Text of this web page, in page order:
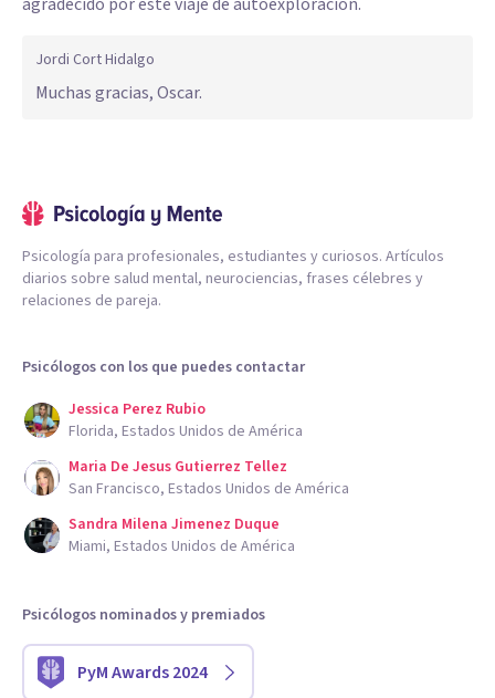
Jordi Cort Hidalgo
Muchas gracias, Oscar.
Psicología para profesionales, estudiantes y curiosos. Artículos
diarios sobre salud mental, neurociencias, frases célebres y
relaciones de pareja.
Psicólogos con los que puedes contactar
Jessica Perez Rubio
Florida, Estados Unidos de América
Maria De Jesus Gutierrez Tellez
San Francisco, Estados Unidos de América
Sandra Milena Jimenez Duque
Miami, Estados Unidos de América
Psicólogos nominados y premiados
PyM Awards 2024